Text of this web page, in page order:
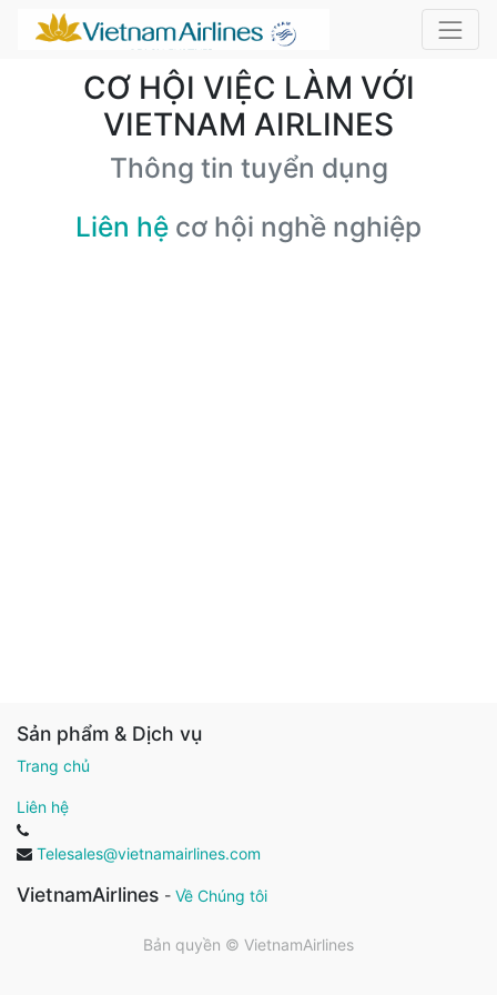
CƠ HỘI VIỆC LÀM VỚI
VIETNAM AIRLINES
Thông tin tuyển dụng
Liên hệ cơ hội nghề nghiệp
Sản phẩm & Dịch vụ
Trang chủ
Liên hệ
Telesales@vietnamairlines.com
VietnamAirlines - Về Chúng tôi
Bản quyền © VietnamAirlines